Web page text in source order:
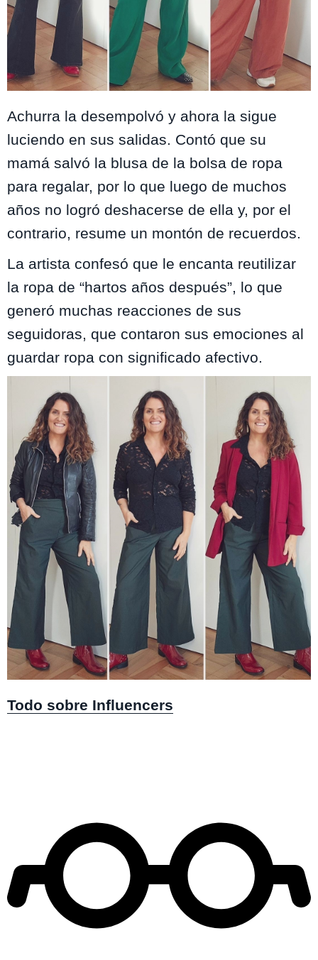
Achurra la desempolvó y ahora la sigue
luciendo en sus salidas. Contó que su
mamá salvó la blusa de la bolsa de ropa
para regalar, por lo que luego de muchos
años no logró deshacerse de ella y, por el
contrario, resume un montón de recuerdos.
La artista confesó que le encanta reutilizar
la ropa de “hartos años después”, lo que
generó muchas reacciones de sus
seguidoras, que contaron sus emociones al
guardar ropa con significado afectivo.
Todo sobre Influencers